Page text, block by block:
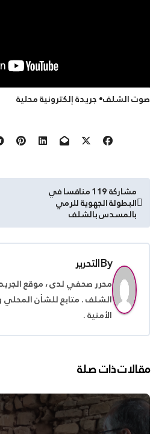
صوت الشلف• جريدة إلكترونية محلية
تصفّح
المقالات
مشاركة 119 منافسا في
البطولة الجهوية للرمي
بالمسدس بالشلف
Byالتحرير
محرر صحفي لدى ، موقع
الشلف . متابع للشأن
الأمنية .
مقالات ذات صلة